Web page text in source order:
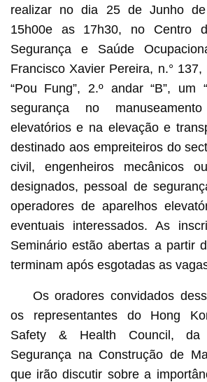
realizar no dia 25 de Junho
15h00e as 17h30, no Centro
Segurança e Saúde
Francisco Xavier Pereira, n.°
“Pou Fung”, 2.º andar “B”, um
segurança no
elevatórios e na elevação e
destinado aos empreiteiros do
civil, engenheiros mecânicos
designados, pessoal de
operadores de aparelhos
eventuais interessados. As
Seminário estão abertas a partir
terminam após esgotadas as
Os oradores convidados
os representantes do Hong
Safety & Health Council, da
Segurança na Construção de
que irão discutir sobre a